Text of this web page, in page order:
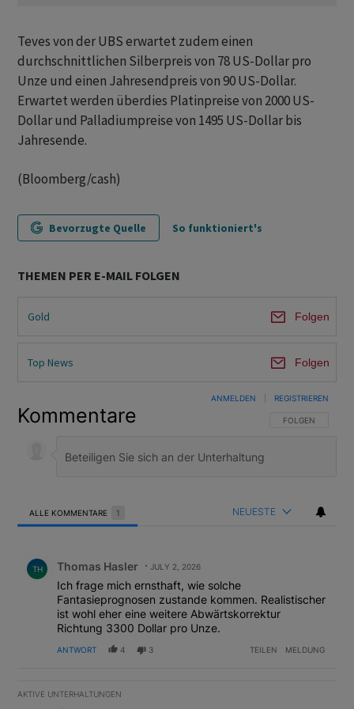
Teves von der UBS erwartet zudem einen
durchschnittlichen Silberpreis von 78 US-Dollar pro
Unze und einen Jahresendpreis von 90 US-Dollar.
Erwartet werden überdies Platinpreise von 2000 US-
Dollar und Palladiumpreise von 1495 US-Dollar bis
Jahresende.
(Bloomberg/cash)
Bevorzugte Quelle So funktioniert's
THEMEN PER E-MAIL FOLGEN
Gold Folgen
Top News Folgen
Kommentare FOLGE DIESER
FOLGEN
ANMELDEN REGISTRIEREN
ALLE KOMMENTARE 1 NEUESTE
TH Thomas Hasler JULY 2, 2026
Ich frage mich ernsthaft, wie solche
Fantasieprognosen zustande kommen. Realistischer
ist wohl eher eine weitere Abwärtskorrektur
Richtung 3300 Dollar pro Unze.
ANTWORT 4 3 TEILEN MELDUNG
AKTIVE UNTERHALTUNGEN